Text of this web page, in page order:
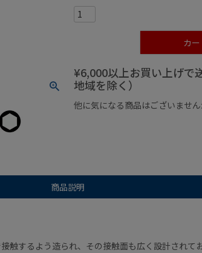
カ
¥6,000以上お買い上げで
地域を除く）
他に気になる商品はございません
商品説明
触するよう造られ、その接触面も広く設計されて